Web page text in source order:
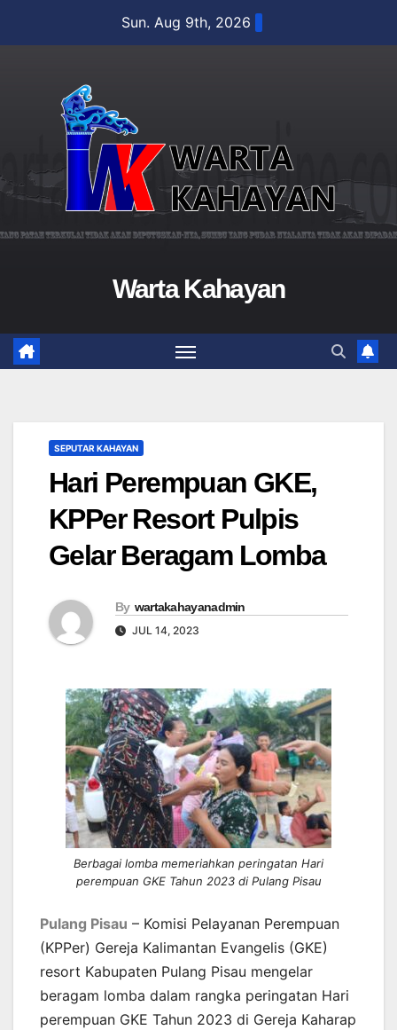
Sun. Aug 9th, 2026
Warta Kahayan
SEPUTAR KAHAYAN
Hari Perempuan GKE,
KPPer Resort Pulpis
Gelar Beragam Lomba
By wartakahayanadmin
JUL 14, 2023
Berbagai lomba memeriahkan peringatan Hari
perempuan GKE Tahun 2023 di Pulang Pisau
Pulang Pisau – Komisi Pelayanan Perempuan
(KPPer) Gereja Kalimantan Evangelis (GKE)
resort Kabupaten Pulang Pisau mengelar
beragam lomba dalam rangka peringatan Hari
perempuan GKE Tahun 2023 di Gereja Kaharap